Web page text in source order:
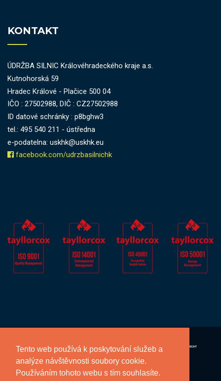
Tento web používá k poskytování služeb a
analýze návštěvnosti soubory cookie.
Používáním tohoto webu s tím souhlasíte.
KONTAKT
ÚDRŽBA SILNIC Královéhradeckého kraje a.s.
Kutnohorská 59
Hradec Králové - Plačice 500 04
IČO : 27502988, DIČ : CZ27502988
ID datové schránky : p8bghw3
tel.: 495 540 211 - ústředna
e-podatelna: uskhk@uskhk.eu
facebook.com/udrzbasilnichk